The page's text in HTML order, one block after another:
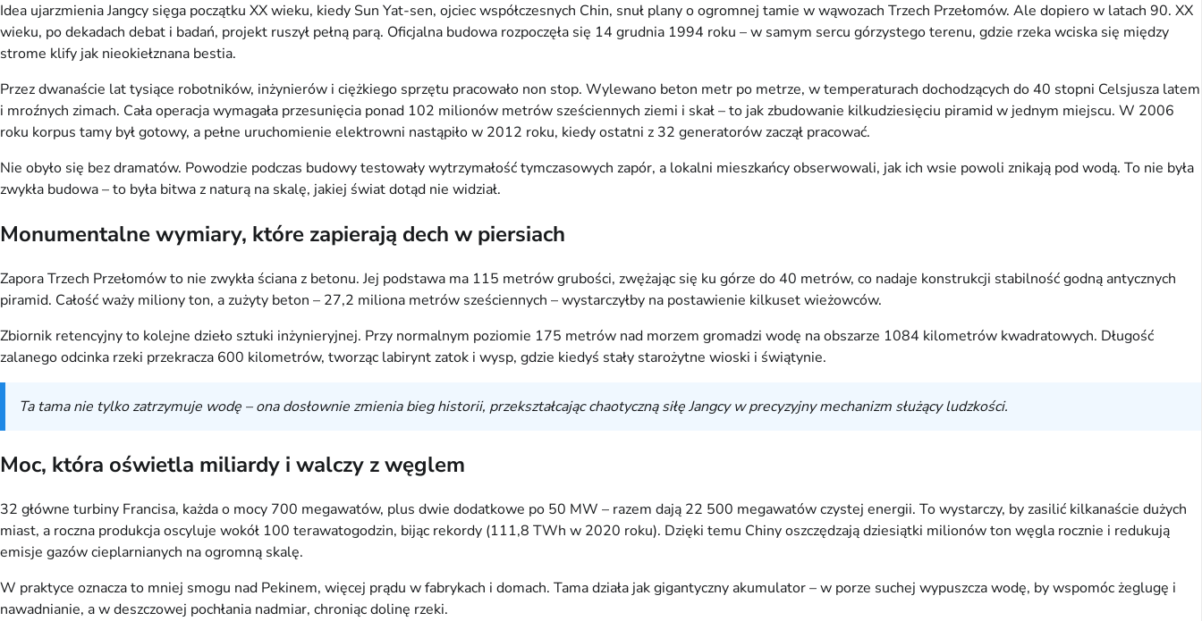
Idea ujarzmienia Jangcy sięga początku XX wieku, kiedy Sun Yat-sen, ojciec współczesnych Chin, snuł plany o ogromnej tamie w wąwozach Trzech Przełomów. Ale dopiero w latach 90. XX
wieku, po dekadach debat i badań, projekt ruszył pełną parą. Oficjalna budowa rozpoczęła się 14 grudnia 1994 roku – w samym sercu górzystego terenu, gdzie rzeka wciska się między
strome klify jak nieokiełznana bestia.
Przez dwanaście lat tysiące robotników, inżynierów i ciężkiego sprzętu pracowało non stop. Wylewano beton metr po metrze, w temperaturach dochodzących do 40 stopni Celsjusza latem
i mroźnych zimach. Cała operacja wymagała przesunięcia ponad 102 milionów metrów sześciennych ziemi i skał – to jak zbudowanie kilkudziesięciu piramid w jednym miejscu. W 2006
roku korpus tamy był gotowy, a pełne uruchomienie elektrowni nastąpiło w 2012 roku, kiedy ostatni z 32 generatorów zaczął pracować.
Nie obyło się bez dramatów. Powodzie podczas budowy testowały wytrzymałość tymczasowych zapór, a lokalni mieszkańcy obserwowali, jak ich wsie powoli znikają pod wodą. To nie była
zwykła budowa – to była bitwa z naturą na skalę, jakiej świat dotąd nie widział.
Monumentalne wymiary, które zapierają dech w piersiach
Zapora Trzech Przełomów to nie zwykła ściana z betonu. Jej podstawa ma 115 metrów grubości, zwężając się ku górze do 40 metrów, co nadaje konstrukcji stabilność godną antycznych
piramid. Całość waży miliony ton, a zużyty beton – 27,2 miliona metrów sześciennych – wystarczyłby na postawienie kilkuset wieżowców.
Zbiornik retencyjny to kolejne dzieło sztuki inżynieryjnej. Przy normalnym poziomie 175 metrów nad morzem gromadzi wodę na obszarze 1084 kilometrów kwadratowych. Długość
zalanego odcinka rzeki przekracza 600 kilometrów, tworząc labirynt zatok i wysp, gdzie kiedyś stały starożytne wioski i świątynie.
Ta tama nie tylko zatrzymuje wodę – ona dosłownie zmienia bieg historii, przekształcając chaotyczną siłę Jangcy w precyzyjny mechanizm służący ludzkości.
Moc, która oświetla miliardy i walczy z węglem
32 główne turbiny Francisa, każda o mocy 700 megawatów, plus dwie dodatkowe po 50 MW – razem dają 22 500 megawatów czystej energii. To wystarczy, by zasilić kilkanaście dużych
miast, a roczna produkcja oscyluje wokół 100 terawatogodzin, bijąc rekordy (111,8 TWh w 2020 roku). Dzięki temu Chiny oszczędzają dziesiątki milionów ton węgla rocznie i redukują
emisje gazów cieplarnianych na ogromną skalę.
W praktyce oznacza to mniej smogu nad Pekinem, więcej prądu w fabrykach i domach. Tama działa jak gigantyczny akumulator – w porze suchej wypuszcza wodę, by wspomóc żeglugę i
nawadnianie, a w deszczowej pochłania nadmiar, chroniąc dolinę rzeki.